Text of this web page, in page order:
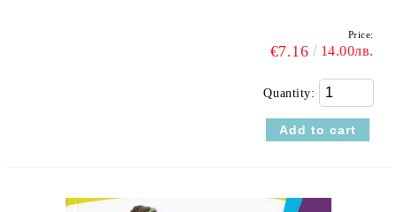
Price:
€7.16 14.00лв.
Quantity: